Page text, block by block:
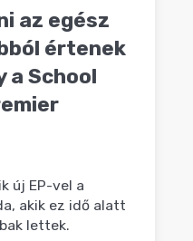
az egész
értenek
a School
új EP-vel a
akik ez idő alatt
lettek.